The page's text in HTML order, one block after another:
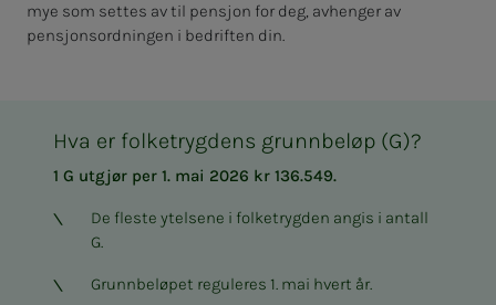
mye som settes av til pensjon for deg, avhenger av
pensjonsordningen i bedriften din.
Hva er folketrygdens grunnbeløp (G)?
1 G utgjør per 1. mai 2026 kr 136.549.
De fleste ytelsene i folketrygden angis i antall
G.
Grunnbeløpet reguleres 1. mai hvert år.